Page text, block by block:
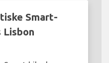
Smart-
Lisbon